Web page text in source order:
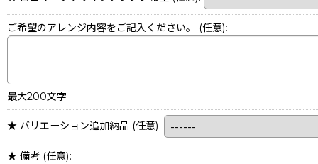
ご希望のアレンジ内容をご記入ください。 (任意):
最大200文字
★ バリエーション追加納品 (任意):
★ 備考 (任意):